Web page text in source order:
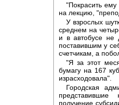
"Покрасить ему
на лекцию,
У взрослых
среднем на
и в автобусе не
поставившим у
счетчикам, а
"Я за этот
бумагу на 167
израсходовала".
Городская
получение